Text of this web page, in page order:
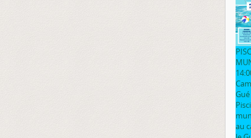
Gué
au